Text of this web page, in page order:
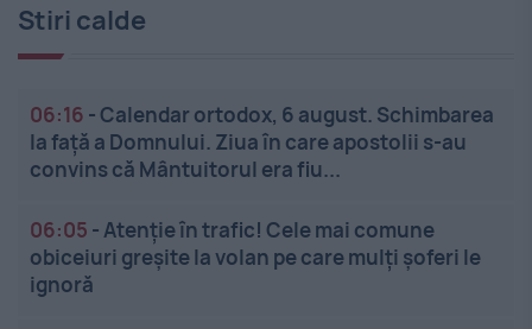
Stiri calde
06:16 -Calendar ortodox, 6 august. Schimbarea
la față a Domnului. Ziua în care apostolii s-au
convins că Mântuitorul era fiu...
06:05 - Atenție în trafic! Cele mai comune
obiceiuri greșite la volan pe care mulți șoferi le
ignoră